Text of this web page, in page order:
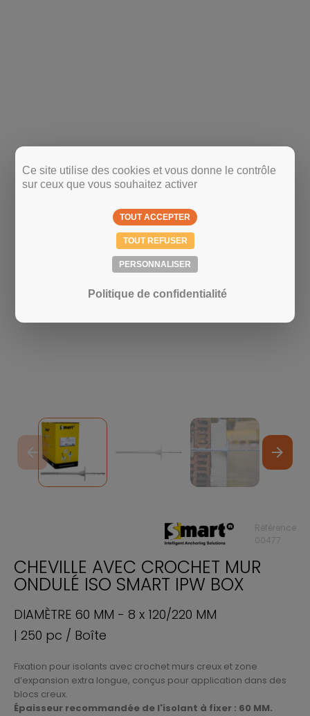
arrow_forward
arrow_back
Référence
00477
CHEVILLE AVEC CROCHET MUR
ONDULÉ ISO SMART IPW BOX
DIAMÈTRE 60 MM - 8 x 120/220 MM
| 250 pc / Boîte
Fixation pour isolants avec crochet murs creux et zone
d’expansion extra longue, conçus pour application dans des
blocs creux.
Épaisseur recommandée de l'isolant à fixer : 60 MM.
Ce site utilise des cookies et vous donne le contrôle
sur ceux que vous souhaitez activer
TOUT ACCEPTER
TOUT REFUSER
PERSONNALISER
Politique de confidentialité